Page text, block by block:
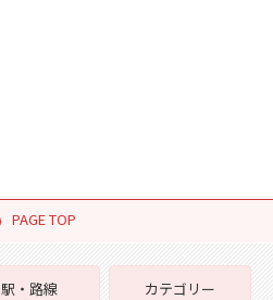
PAGE TOP
駅・路線
カテゴリー